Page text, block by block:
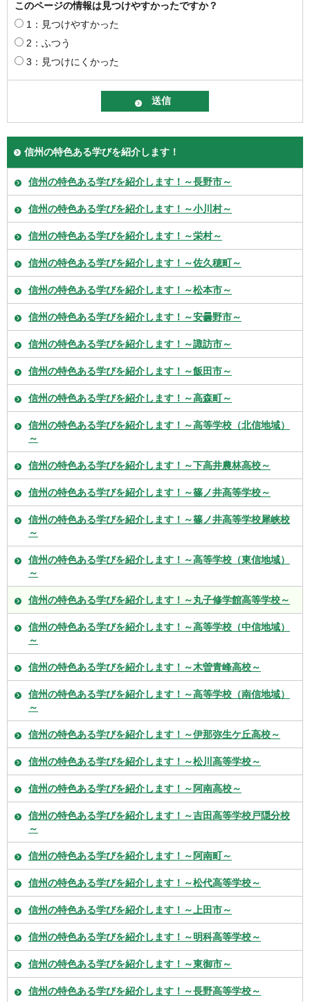
このページの情報は見つけやすかったですか？
1：見つけやすかった
2：ふつう
3：見つけにくかった
信州の特色ある学びを紹介します！
信州の特色ある学びを紹介します！～長野市～
信州の特色ある学びを紹介します！～小川村～
信州の特色ある学びを紹介します！～栄村～
信州の特色ある学びを紹介します！～佐久穂町～
信州の特色ある学びを紹介します！～松本市～
信州の特色ある学びを紹介します！～安曇野市～
信州の特色ある学びを紹介します！～諏訪市～
信州の特色ある学びを紹介します！～飯田市～
信州の特色ある学びを紹介します！～高森町～
信州の特色ある学びを紹介します！～高等学校（北信地域）
～
信州の特色ある学びを紹介します！～下高井農林高校～
信州の特色ある学びを紹介します！～篠ノ井高等学校～
信州の特色ある学びを紹介します！～篠ノ井高等学校犀峡校
～
信州の特色ある学びを紹介します！～高等学校（東信地域）
～
信州の特色ある学びを紹介します！～丸子修学館高等学校～
信州の特色ある学びを紹介します！～高等学校（中信地域）
～
信州の特色ある学びを紹介します！～木曽青峰高校～
信州の特色ある学びを紹介します！～高等学校（南信地域）
～
信州の特色ある学びを紹介します！～伊那弥生ケ丘高校～
信州の特色ある学びを紹介します！～松川高等学校～
信州の特色ある学びを紹介します！～阿南高校～
信州の特色ある学びを紹介します！～吉田高等学校戸隠分校
～
信州の特色ある学びを紹介します！～阿南町～
信州の特色ある学びを紹介します！～松代高等学校～
信州の特色ある学びを紹介します！～上田市～
信州の特色ある学びを紹介します！～明科高等学校～
信州の特色ある学びを紹介します！～東御市～
信州の特色ある学びを紹介します！～長野高等学校～